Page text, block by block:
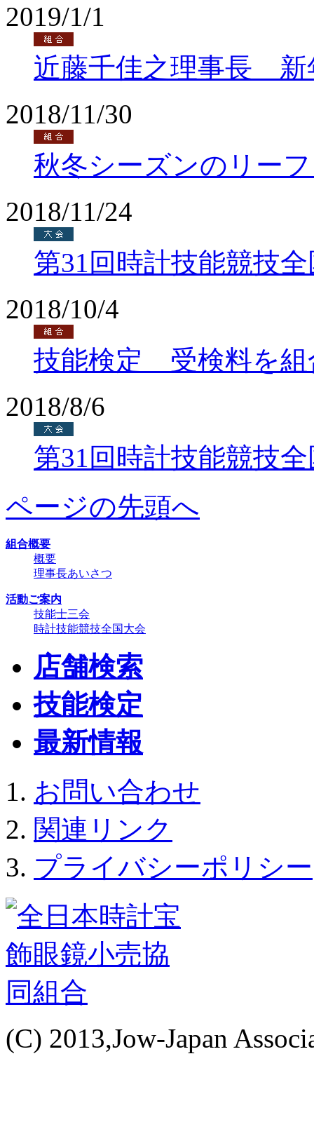
2019/1/1
近藤千佳之理事長 新
2018/11/30
秋冬シーズンのリー
2018/11/24
第31回時計技能競技
2018/10/4
技能検定 受検料を組
2018/8/6
第31回時計技能競技
ページの先頭へ
組合概要
概要
理事長あいさつ
活動ご案内
技能士三会
時計技能競技全国大会
店舗検索
技能検定
最新情報
お問い合わせ
関連リンク
プライバシーポリシー
(C) 2013,Jow-Japan